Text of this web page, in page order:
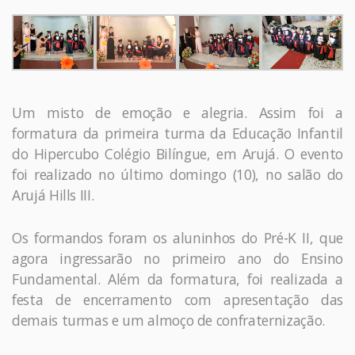
Um misto de emoção e alegria. Assim foi a
formatura da primeira turma da Educação Infantil
do Hipercubo Colégio Bilíngue, em Arujá. O evento
foi realizado no último domingo (10), no salão do
Arujá Hills III.
Os formandos foram os aluninhos do Pré-K II, que
agora ingressarão no primeiro ano do Ensino
Fundamental. Além da formatura, foi realizada a
festa de encerramento com apresentação das
demais turmas e um almoço de confraternização.